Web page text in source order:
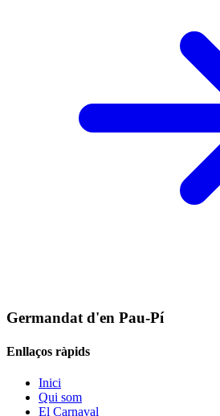
Germandat d'en Pau-Pí
Enllaços ràpids
Inici
Qui som
El Carnaval